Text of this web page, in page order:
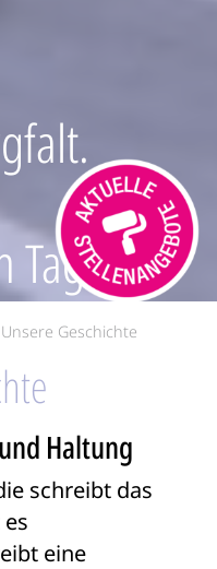
Tag.
Unsere Geschichte
Haltung
schreibt das
eine